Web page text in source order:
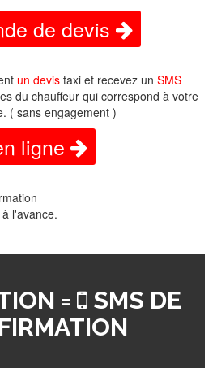
de devis
un devis taxi et recevez un SMS
du chauffeur qui correspond à votre
( sans engagement )
ligne
l'avance.
=
SMS DE